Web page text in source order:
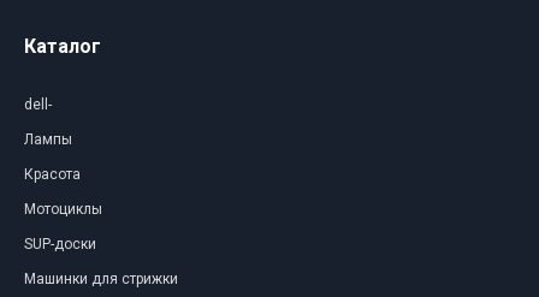
Каталог
dell-
Лампы
Красота
Мотоциклы
SUP-доски
Машинки для стрижки